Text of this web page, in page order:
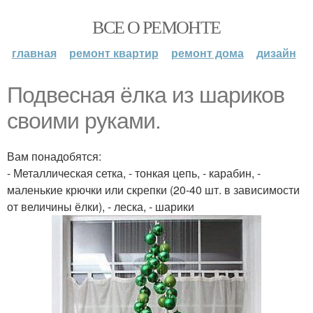
ВСЕ О РЕМОНТЕ
главная ремонт квартир ремонт дома дизайн
Подвесная ёлка из шариков
своими руками.
Вам понадобятся:
- Металлическая сетка, - тонкая цепь, - карабин, -
маленькие крючки или скрепки (20-40 шт. в зависимости
от величины ёлки), - леска, - шарики